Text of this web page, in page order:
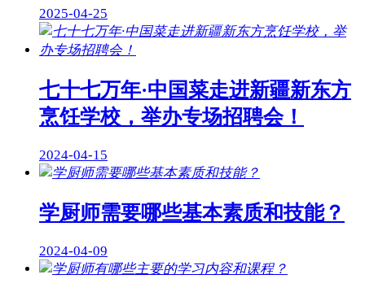
2025-04-25
七十七万年·中国菜走进新疆新东方
烹饪学校，举办专场招聘会！
2024-04-15
学厨师需要哪些基本素质和技能？
2024-04-09